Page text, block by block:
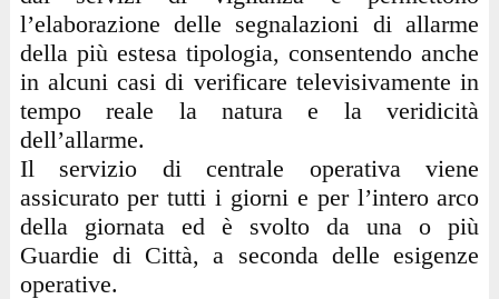
l’elaborazione delle segnalazioni di allarme
della più estesa tipologia, consentendo anche
in alcuni casi di verificare televisivamente in
tempo reale la natura e la veridicità
dell’allarme.
Il servizio di centrale operativa viene
assicurato per tutti i giorni e per l’intero arco
della giornata ed è svolto da una o più
Guardie di Città, a seconda delle esigenze
operative.